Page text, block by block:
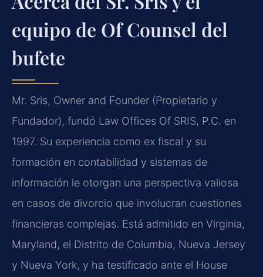
equipo de Of Counsel del
bufete
Mr. Sris, Owner and Founder (Propietario y
Fundador), fundó Law Offices Of SRIS, P.C. en
1997. Su experiencia como ex fiscal y su
formación en contabilidad y sistemas de
información le otorgan una perspectiva valiosa
en casos de divorcio que involucran cuestiones
financieras complejas. Está admitido en Virginia,
Maryland, el Distrito de Columbia, Nueva Jersey
y Nueva York, y ha testificado ante el House